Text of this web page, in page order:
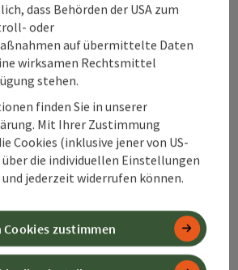
dass Behörden der USA zum
oder
auf übermittelte Daten
wirksamen Rechtsmittel
stehen.
finden Sie in unserer
Mit Ihrer Zustimmung
Cookies (inklusive jener von US-
über die individuellen Einstellungen
jederzeit widerrufen können.
Cookies zustimmen